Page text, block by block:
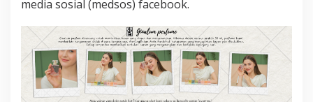
k
a
r
media sosial (medsos) facebook.